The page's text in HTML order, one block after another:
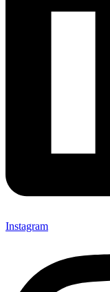
Instagram